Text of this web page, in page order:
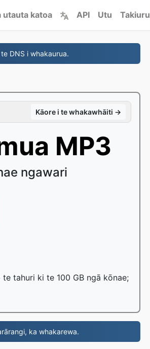
utauta katoa API Utu Takiuru
DNS i whakaurua.
Kāore i te whakawhāiti →
MP3
ngawari
tahuri ki te 100 GB ngā kōnae;
ka whakarewa.